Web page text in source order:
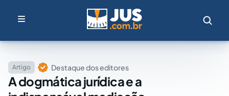
Artigo Destaque dos editores
A dogmática jurídica e a